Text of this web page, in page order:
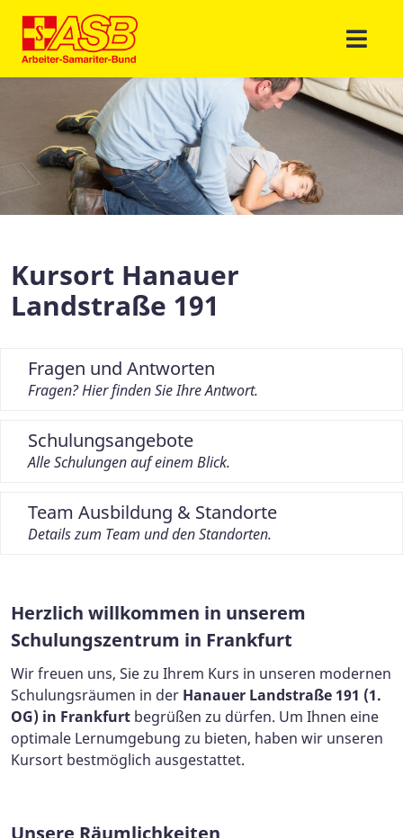
Kursort Hanauer
Landstraße 191
Fragen und Antworten
Fragen? Hier finden Sie Ihre Antwort.
Schulungsangebote
Alle Schulungen auf einem Blick.
Team Ausbildung & Standorte
Details zum Team und den Standorten.
Herzlich willkommen in unserem
Schulungszentrum in Frankfurt
Wir freuen uns, Sie zu Ihrem Kurs in unseren modernen
Schulungsräumen in der Hanauer Landstraße 191 (1.
OG) in Frankfurt begrüßen zu dürfen. Um Ihnen eine
optimale Lernumgebung zu bieten, haben wir unseren
Kursort bestmöglich ausgestattet.
Unsere Räumlichkeiten